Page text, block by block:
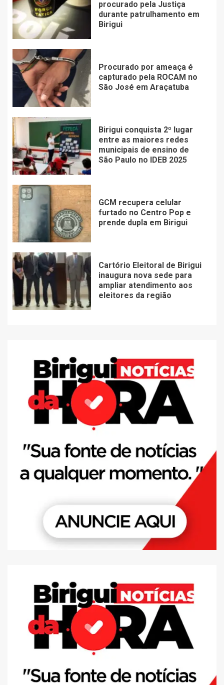
procurado pela Justiça
durante patrulhamento em
Birigui
Procurado por ameaça é
capturado pela ROCAM no
São José em Araçatuba
Birigui conquista 2º lugar
entre as maiores redes
municipais de ensino de
São Paulo no IDEB 2025
GCM recupera celular
furtado no Centro Pop e
prende dupla em Birigui
Cartório Eleitoral de Birigui
inaugura nova sede para
ampliar atendimento aos
eleitores da região